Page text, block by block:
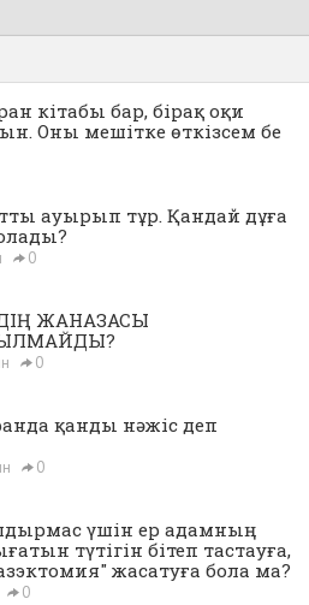
кітабы бар, бірақ оқи
Оны мешітке өткізсем бе
ауырып тұр. Қандай дұға
0
ЖАНАЗАСЫ
0
қанды нәжіс деп
0
үшін ер адамның
түтігін бітеп тастауға,
жасатуға бола ма?
0